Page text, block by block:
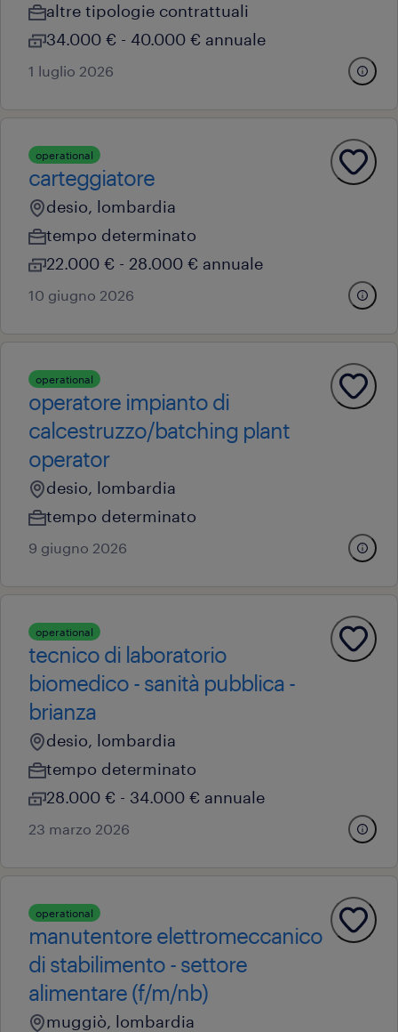
altre tipologie contrattuali
34.000 € - 40.000 € annuale
1 luglio 2026
operational
carteggiatore
desio, lombardia
tempo determinato
22.000 € - 28.000 € annuale
10 giugno 2026
operational
operatore impianto di
calcestruzzo/batching plant
operator
desio, lombardia
tempo determinato
9 giugno 2026
operational
tecnico di laboratorio
biomedico - sanità pubblica -
brianza
desio, lombardia
tempo determinato
28.000 € - 34.000 € annuale
23 marzo 2026
operational
manutentore elettromeccanico
di stabilimento - settore
alimentare (f/m/nb)
muggiò, lombardia